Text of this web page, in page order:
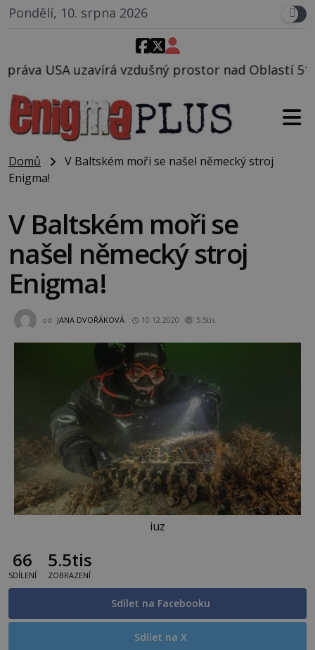
Pondělí, 10. srpna 2026
prostor nad Oblastí 51, mohlo to souviset s
Domů
V Baltském moři se našel německý stroj
Enigma!
V Baltském moři se
našel německý stroj
Enigma!
od JANA DVOŘÁKOVÁ 10.12.2020 5.5tis
iuz
66
SDÍLENÍ
5.5tis
ZOBRAZENÍ
Sdílet na Facebooku
Sdílet na X